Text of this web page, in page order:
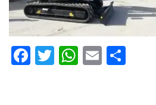
Facebook
TwitterWhatsApp
Email